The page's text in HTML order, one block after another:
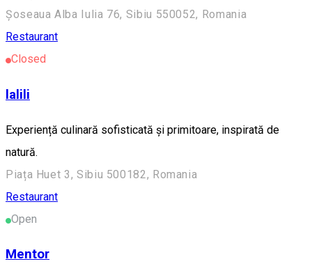
Șoseaua Alba Iulia 76, Sibiu 550052, Romania
Restaurant
Closed
lalili
Experiență culinară sofisticată și primitoare, inspirată de
natură.
Piața Huet 3, Sibiu 500182, Romania
Restaurant
Open
Mentor